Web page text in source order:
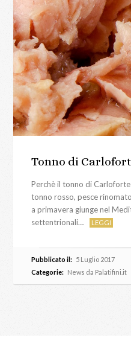
Tonno di
Perchè il tonno di
tonno rosso, pesce
a primavera giunge nel
settentrionali…
LEGGI
Pubblicato il: 5 Luglio 2017
Categorie: News da Palatifini.it